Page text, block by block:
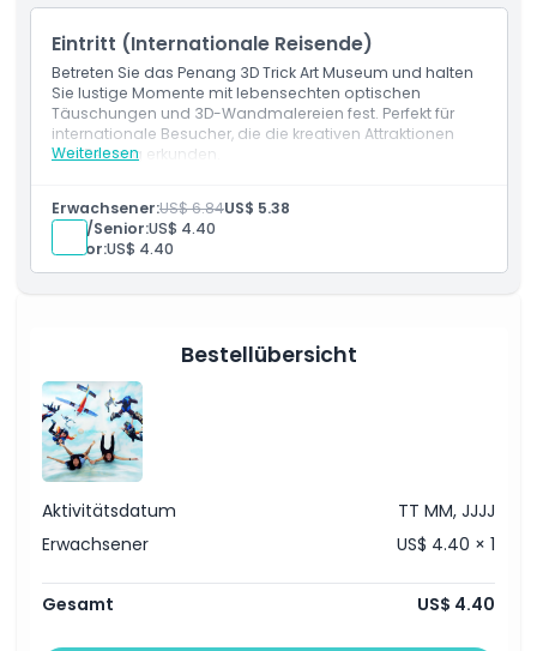
Ort
Wie man dorthin gelangt
Kleiderordnung
Eintritt (Internationale Reisende)
Betreten Sie das Penang 3D Trick Art Museum und halten
Sie lustige Momente mit lebensechten optischen
Täuschungen und 3D-Wandmalereien fest. Perfekt für
internationale Besucher, die die kreativen Attraktionen
von Penang erkunden.
Weiterlesen
Eintritt ins Penang 3D Trick Art Museum
Zugang zu allen thematischen 3D-Kunstbereichen
und Fotostationen
Gültig nur für internationale Reisende
Erwachsener:US$ 6.84US$ 5.38
Kind/Senior:US$ 4.40
Senior:US$ 4.40
Bestellübersicht
Aktivitätsdatum
TT MM, JJJJ
Erwachsener
US$ 4.40 × 1
Gesamt US$ 4.40